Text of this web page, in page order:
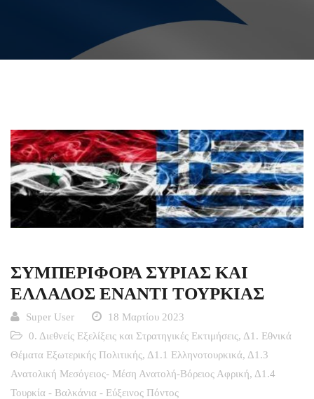
ΣΥΜΠΕΡΙΦΟΡΑ ΣΥΡΙΑΣ ΚΑΙ
ΕΛΛΑΔΟΣ ΕΝΑΝΤΙ ΤΟΥΡΚΙΑΣ
Super User
18 Μαρτίου 2023
0. Διεθνείς Εξελίξεις και Στρατηγικές Εκτιμήσεις, Δ1. Εθνικά
Θέματα Εξωτερικής Πολιτικής, Δ1.1 Ελληνοτουρκικά, Δ1.3
Ανατολική Μεσόγειος- Μέση Ανατολή-Βόρειος Αφρική, Δ1.4
Τουρκία - Βαλκάνια - Εύξεινος Πόντος